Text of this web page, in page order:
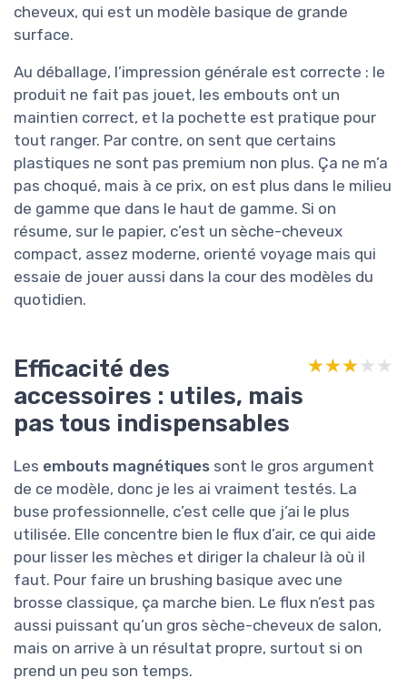
cheveux, qui est un modèle basique de grande
surface.
Au déballage, l’impression générale est correcte : le
produit ne fait pas jouet, les embouts ont un
maintien correct, et la pochette est pratique pour
tout ranger. Par contre, on sent que certains
plastiques ne sont pas premium non plus. Ça ne m’a
pas choqué, mais à ce prix, on est plus dans le milieu
de gamme que dans le haut de gamme. Si on
résume, sur le papier, c’est un sèche-cheveux
compact, assez moderne, orienté voyage mais qui
essaie de jouer aussi dans la cour des modèles du
quotidien.
Efficacité des
accessoires : utiles, mais
pas tous indispensables
★★★★★
★★★★★
Les embouts magnétiques sont le gros argument
de ce modèle, donc je les ai vraiment testés. La
buse professionnelle, c’est celle que j’ai le plus
utilisée. Elle concentre bien le flux d’air, ce qui aide
pour lisser les mèches et diriger la chaleur là où il
faut. Pour faire un brushing basique avec une
brosse classique, ça marche bien. Le flux n’est pas
aussi puissant qu’un gros sèche-cheveux de salon,
mais on arrive à un résultat propre, surtout si on
prend un peu son temps.